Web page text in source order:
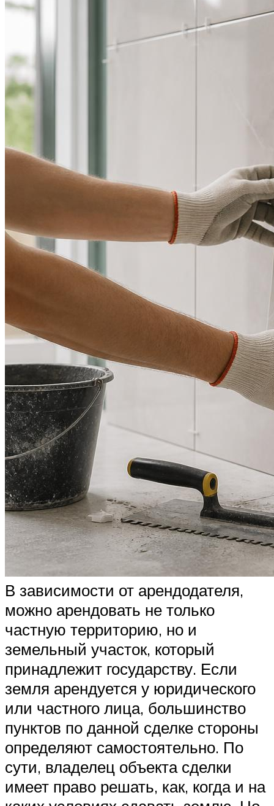
В зависимости от арендодателя,
можно арендовать не только
частную территорию, но и
земельный участок, который
принадлежит государству. Если
земля арендуется у юридического
или частного лица, большинство
пунктов по данной сделке стороны
определяют самостоятельно. По
сути, владелец объекта сделки
имеет право решать, как, когда и на